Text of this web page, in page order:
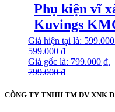
Phụ kiện vĩ
Kuvings
799.000₫
Giá gốc là: 799.000 ₫.
599.000 ₫
Giá hiện tại là:
CÔNG TY TNHH TM DV XNK